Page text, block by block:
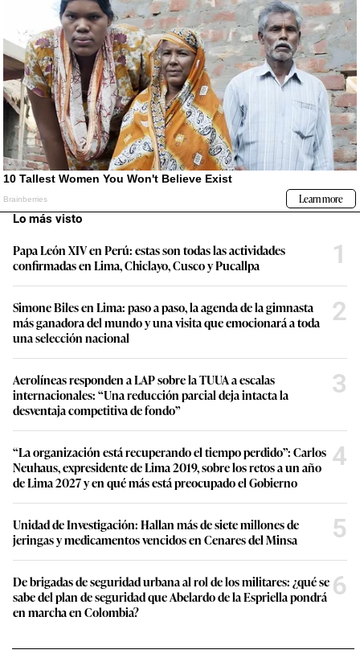
Lo más visto
Papa León XIV en Perú: estas son todas las actividades
confirmadas en Lima, Chiclayo, Cusco y Pucallpa
1
Simone Biles en Lima: paso a paso, la agenda de la gimnasta
más ganadora del mundo y una visita que emocionará a toda
una selección nacional
2
Aerolíneas responden a LAP sobre la TUUA a escalas
internacionales: “Una reducción parcial deja intacta la
desventaja competitiva de fondo”
3
“La organización está recuperando el tiempo perdido”: Carlos
Neuhaus, expresidente de Lima 2019, sobre los retos a un año
de Lima 2027 y en qué más está preocupado el Gobierno
4
Unidad de Investigación: Hallan más de siete millones de
jeringas y medicamentos vencidos en Cenares del Minsa
5
De brigadas de seguridad urbana al rol de los militares: ¿qué se
sabe del plan de seguridad que Abelardo de la Espriella pondrá
en marcha en Colombia?
6